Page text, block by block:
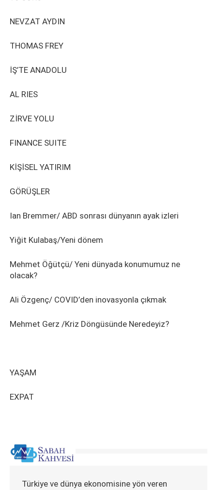
NEVZAT AYDIN
THOMAS FREY
İŞ’TE ANADOLU
AL RIES
ZİRVE YOLU
FINANCE SUITE
KİŞİSEL YATIRIM
GÖRÜŞLER
Ian Bremmer/ ABD sonrası dünyanın ayak izleri
Yiğit Kulabaş/Yeni dönem
Mehmet Öğütçü/ Yeni dünyada konumumuz ne
olacak?
Ali Özgenç/ COVID’den inovasyonla çıkmak
Mehmet Gerz /Kriz Döngüsünde Neredeyiz?
YAŞAM
EXPAT
Türkiye ve dünya ekonomisine yön veren